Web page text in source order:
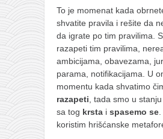
To je momenat kada
shvatite pravila i rešite da
da igrate po tim pravilima.
razapeti tim pravilima,
ambicijama, obavezama,
parama, notifikacijama. U
momentu kada shvatimo
razapeti , tada smo u
sa tog krsta i spasemo se
koristim hrišćanske